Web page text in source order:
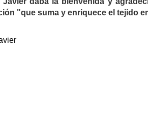
"que suma y enriquece el tejido